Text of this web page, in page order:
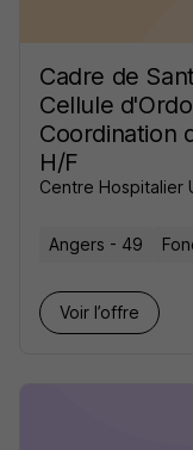
Cadre de
Cellule
Coordination
H/F
Centre Hospitalier
Angers - 49
Voir l’offre